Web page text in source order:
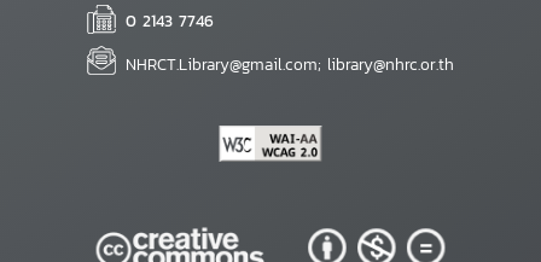
0 2143 7746
NHRCT.Library@gmail.com; library@nhrc.or.th